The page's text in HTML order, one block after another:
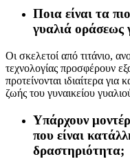
Ποια είναι τα
γυαλιά οράσεως
Οι σκελετοί από τιτάνιο,
τεχνολογίας προσφέρουν
προτείνονται ιδιαίτερα
ζωής του γυναικείου
Υπάρχουν
που είναι
δραστηριότητα;